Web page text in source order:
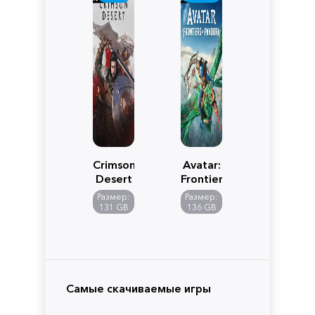
Crimson
Desert
Размер:
131 GB
Avatar:
Frontiers
of
Pandora
Размер:
136 GB
Самые скачиваемые игры